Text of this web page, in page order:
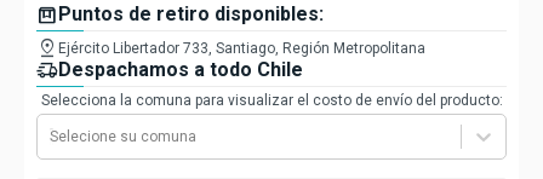
boxPuntos de retiro disponibles:
pin_drop Ejército Libertador 733, Santiago, Región Metropolitana
delivery_truck_speedDespachamos a todo Chile
Selecciona la comuna para visualizar el costo de envío del producto:
Selecione su comuna